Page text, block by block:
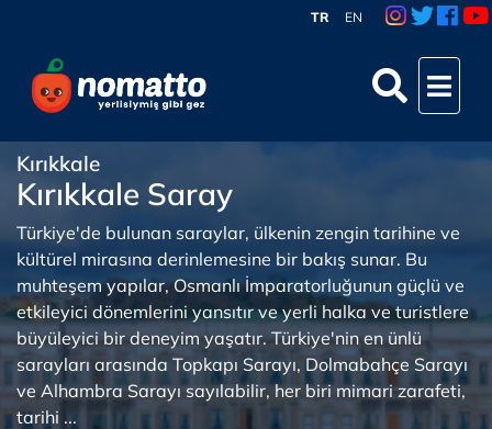
TR EN
Kırıkkale
Kırıkkale Saray
Türkiye'de bulunan saraylar, ülkenin zengin tarihine ve
kültürel mirasına derinlemesine bir bakış sunar. Bu
muhteşem yapılar, Osmanlı İmparatorluğunun güçlü ve
etkileyici dönemlerini yansıtır ve yerli halka ve turistlere
büyüleyici bir deneyim yaşatır. Türkiye'nin en ünlü
sarayları arasında Topkapı Sarayı, Dolmabahçe Sarayı
ve Alhambra Sarayı sayılabilir, her biri mimari zarafeti,
tarihi ...